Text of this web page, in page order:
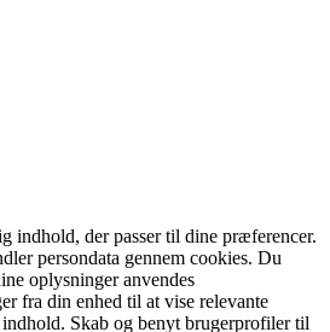
indhold, der passer til dine præferencer.
persondata gennem cookies. Du
oplysninger anvendes
fra din enhed til at vise relevante
Skab og benyt brugerprofiler til